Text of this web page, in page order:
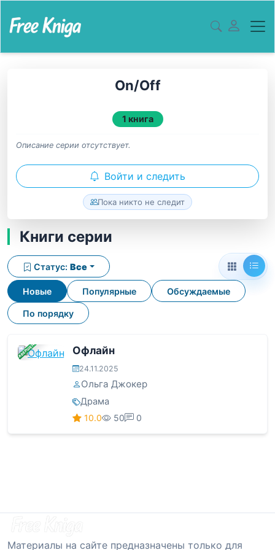
On/Off
1 книга
Описание серии отсутствует.
Войти и следить
Пока никто не следит
Книги серии
Новые Популярные Обсуждаемые
По порядку
Статус: Все
ЗАВЕРШЕНА Офлайн
24.11.2025
Ольга Джокер
Драма
10.0 50 0
Материалы на сайте предназначены только для